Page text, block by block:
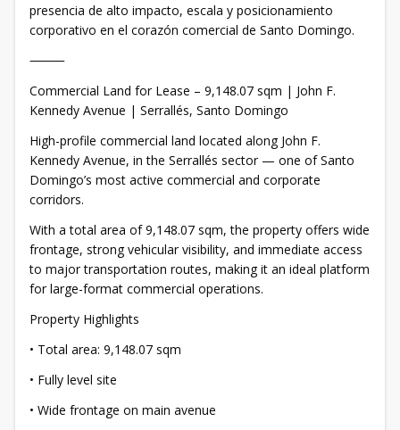
presencia de alto impacto, escala y posicionamiento
corporativo en el corazón comercial de Santo Domingo.
⸻
Commercial Land for Lease – 9,148.07 sqm | John F.
Kennedy Avenue | Serrallés, Santo Domingo
High-profile commercial land located along John F.
Kennedy Avenue, in the Serrallés sector — one of Santo
Domingo’s most active commercial and corporate
corridors.
With a total area of 9,148.07 sqm, the property offers wide
frontage, strong vehicular visibility, and immediate access
to major transportation routes, making it an ideal platform
for large-format commercial operations.
Property Highlights
• Total area: 9,148.07 sqm
• Fully level site
• Wide frontage on main avenue